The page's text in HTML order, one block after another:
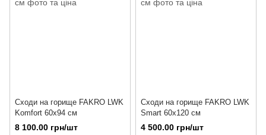
Сходи на горище FAKRO LWK
Komfort 60х94 см
8 100.00 грн/шт
Сходи на горище FAKRO LWK
Smart 60х120 см
4 500.00 грн/шт